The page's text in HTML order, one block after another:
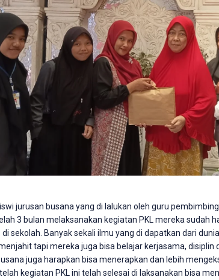
jurusan busana yang di lalukan oleh guru
3 bulan melaksanakan kegiatan PKL mereka sudah
sekolah. Banyak sekali ilmu yang di dapatkan dari
tapi mereka juga bisa belajar kerjasama,
juga harapkan bisa menerapkan dan lebih
kegiatan PKL ini telah selesai di laksanakan bisa